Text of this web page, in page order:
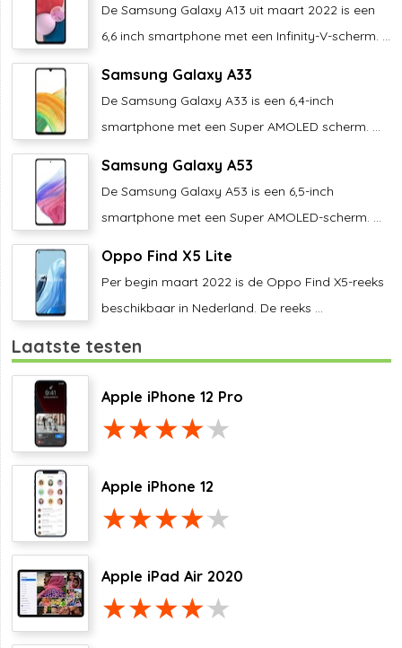
De Samsung Galaxy A13 uit maart 2022 is een
6,6 inch smartphone met een Infinity-V-scherm. ...
Samsung Galaxy A33
De Samsung Galaxy A33 is een 6,4-inch
smartphone met een Super AMOLED scherm. ...
Samsung Galaxy A53
De Samsung Galaxy A53 is een 6,5-inch
smartphone met een Super AMOLED-scherm. ...
Oppo Find X5 Lite
Per begin maart 2022 is de Oppo Find X5-reeks
beschikbaar in Nederland. De reeks ...
Laatste testen
Apple iPhone 12 Pro
Apple iPhone 12
Apple iPad Air 2020